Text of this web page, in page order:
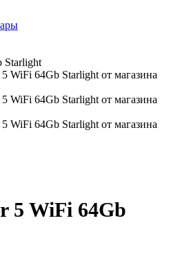
Starlight
5 WiFi 64Gb